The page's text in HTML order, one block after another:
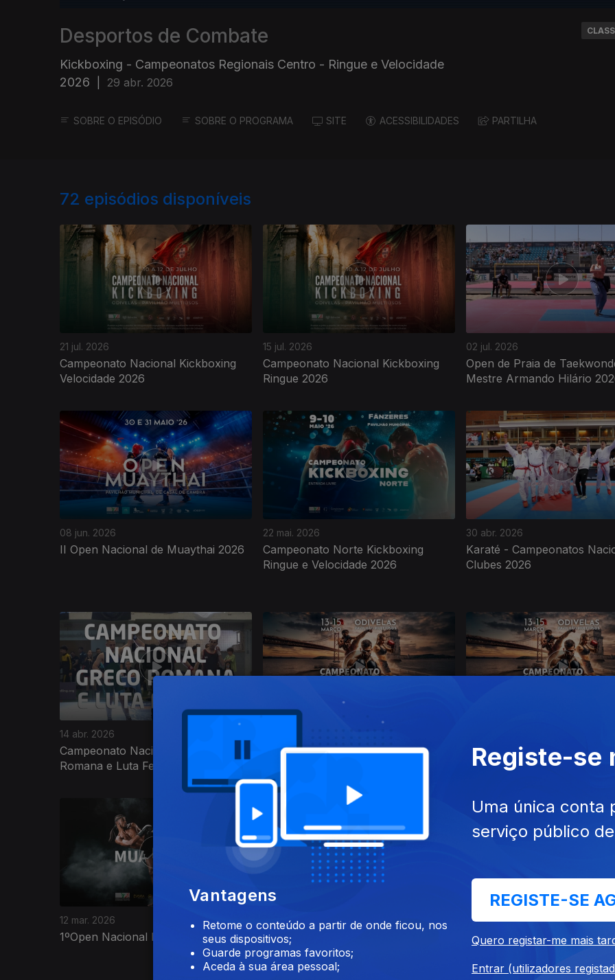
Desportos de Combate
Kickboxing - Campeonatos Regionais Centro - Ringue e Velocidade
2026
29 abr. 2026
SOBRE O EPISÓDIO SOBRE O PROGRAMA SITE ACESSIBILIDADES PARTILHA
72 episódios disponíveis
21 jul. 2026
Campeonato Nacional Kickboxing
Velocidade 2026
15 jul. 2026
Campeonato Nacional Kickboxing
Ringue 2026
02 jul. 2026
Open de Praia de
Mestre Armando Hilário
08 jun. 2026
II Open Nacional de Muaythai 2026
22 mai. 2026
Campeonato Norte Kickboxing
Ringue e Velocidade 2026
30 abr. 2026
Karaté - Campeonatos
Clubes 2026
14 abr. 2026
Campeonato Nacional de Greco
Romana e Luta Feminina 2026
Campeonato Lisboa Kickboxing
Campeonato Lisboa
Ringue 2026
916238
12 mar. 2026
1ºOpen Nacional Muaythai II 2026
04 mar. 2026
1ºOpen Nacional Muaythai 2026
13 fev. 2026
Campeonato Regional
Vantagens
Retome o conteúdo a partir de onde ficou, nos
seus dispositivos;
Guarde programas favoritos;
Aceda à sua área pessoal;
Registe-se
Uma única conta
serviço público
REGISTE-SE
Quero registar-me mais
Entrar (utilizadores